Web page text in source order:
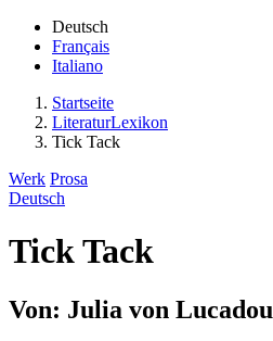
Deutsch
Français
Italiano
Startseite
LiteraturLexikon
Tick Tack
Werk Prosa
Deutsch
Tick Tack
Von: Julia von Lucadou